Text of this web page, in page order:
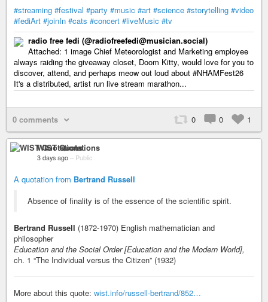
#streaming #festival #party #music #art #science #storytelling #video
#fediArt #joinIn #cats #concert #liveMusic #tv
radio free fedi (@radiofreefedi@musician.social)
Attached: 1 image Chief Meteorologist and Marketing employee
always raiding the giveaway closet, Doom Kitty, would love for you to
discover, attend, and perhaps meow out loud about #NHAMFest26
It's a distributed, artist run live stream marathon...
0 comments 0 0 1
WIST Quotations
3 days ago – Public
A quotation from Bertrand Russell
Absence of finality is of the essence of the scientific spirit.
Bertrand Russell (1872-1970) English mathematician and
philosopher
Education and the Social Order [Education and the Modern World],
ch. 1 “The Individual versus the Citizen” (1932)
More about this quote: wist.info/russell-bertrand/852…